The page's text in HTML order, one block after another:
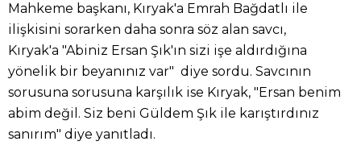
Mahkeme başkanı, Kıryak'a Emrah Bağdatlı ile
ilişkisini sorarken daha sonra söz alan savcı,
Kıryak'a "Abiniz Ersan Şık'ın sizi işe aldırdığına
yönelik bir beyanınız var" diye sordu. Savcının
sorusuna sorusuna karşılık ise Kıryak, "Ersan benim
abim değil. Siz beni Güldem Şık ile karıştırdınız
sanırım" diye yanıtladı.